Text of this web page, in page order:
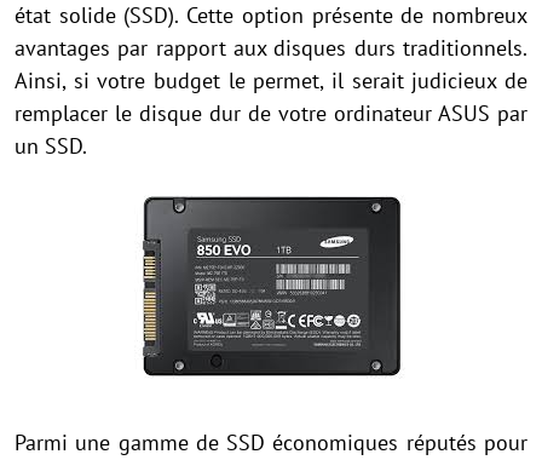
état solide (SSD). Cette option présente de nombreux
avantages par rapport aux disques durs traditionnels.
Ainsi, si votre budget le permet, il serait judicieux de
remplacer le disque dur de votre ordinateur ASUS par
un SSD.
Parmi une gamme de SSD économiques réputés pour